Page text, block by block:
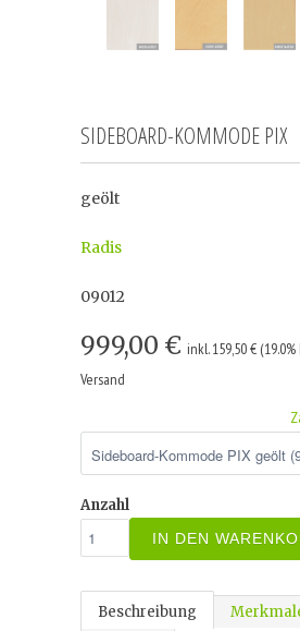
SIDEBOARD-KOMMODE PIX
geölt
Radis
09012
999,00 € inkl. 159,50 €
Versand
Anzahl
IN DEN
Beschreibung